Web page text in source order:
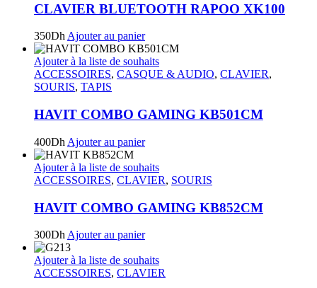
CLAVIER BLUETOOTH RAPOO XK100
350DhAjouter au panier
Ajouter à la liste de souhaits
ACCESSOIRES, CASQUE & AUDIO, CLAVIER,
SOURIS, TAPIS
HAVIT COMBO GAMING KB501CM
400Dh Ajouter au panier
Ajouter à la liste de souhaits
ACCESSOIRES, CLAVIER, SOURIS
HAVIT COMBO GAMING KB852CM
300Dh Ajouter au panier
Ajouter à la liste de souhaits
ACCESSOIRES, CLAVIER